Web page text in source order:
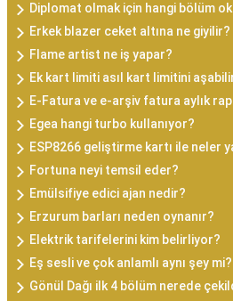
Diplomat olmak için hangi bölüm
Erkek blazer ceket altına ne giyilir?
Flame artist ne iş yapar?
Ek kart limiti asıl kart limitini
E-Fatura ve e-arşiv fatura aylık
Egea hangi turbo kullanıyor?
ESP8266 geliştirme kartı ile neler
Fortuna neyi temsil eder?
Emülsifiye edici ajan nedir?
Erzurum barları neden oynanır?
Elektrik tarifelerini kim belirliyor?
Eş sesli ve çok anlamlı aynı şey mi?
Gönül Dağı ilk 4 bölüm nerede